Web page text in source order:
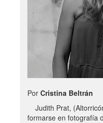
Por Cristina Beltrán
Judith Prat,
formarse en fotografía